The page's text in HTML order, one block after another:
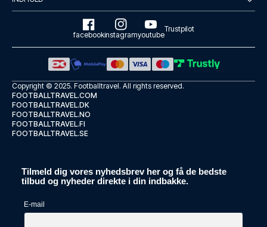
facebookinstagramyoutube
Trustpilot
Copyright © 2025. Footballtravel. All rights reserved.
FOOTBALLTRAVEL.COM
FOOTBALLTRAVEL.DK
FOOTBALLTRAVEL.NO
FOOTBALLTRAVEL.FI
FOOTBALLTRAVEL.SE
Tilmeld dig vores nyhedsbrev her og få de bedste
tilbud og nyheder direkte i din indbakke.
E-mail